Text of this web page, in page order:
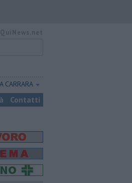
CARRARA
Contatti